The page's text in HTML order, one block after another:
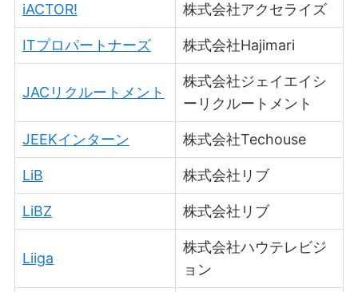
iACTOR! 株式会社アクセライズ
ITプロパートナーズ 株式会社Hajimari
JACリクルートメント
株式会社ジェイエイシ
ーリクルートメント
JEEKインターン 株式会社Techouse
LiB 株式会社リブ
LiBZ 株式会社リブ
Liiga
株式会社ハウテレビジ
ョン